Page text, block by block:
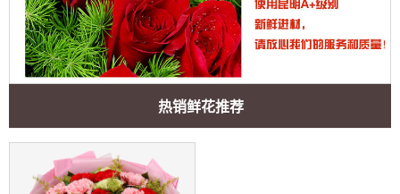
热销鲜花推荐